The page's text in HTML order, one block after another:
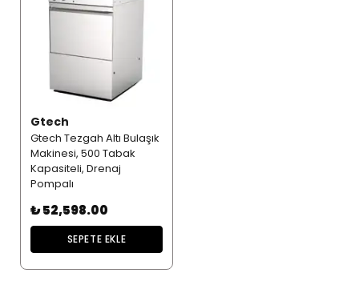
Gtech
Gtech Tezgah Altı Bulaşık
Makinesi, 500 Tabak
Kapasiteli, Drenaj
Pompalı
₺ 52,598.00
SEPETE EKLE